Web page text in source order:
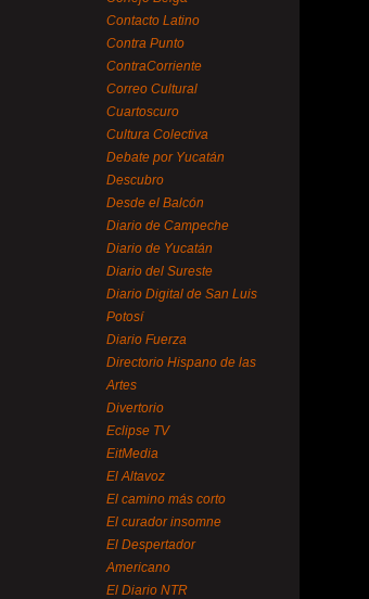
Contacto Latino
Contra Punto
ContraCorriente
Correo Cultural
Cuartoscuro
Cultura Colectiva
Debate por Yucatán
Descubro
Desde el Balcón
Diario de Campeche
Diario de Yucatán
Diario del Sureste
Diario Digital de San Luis
Potosí
Diario Fuerza
Directorio Hispano de las
Artes
Divertorio
Eclipse TV
EitMedia
El Altavoz
El camino más corto
El curador insomne
El Despertador
Americano
El Diario NTR